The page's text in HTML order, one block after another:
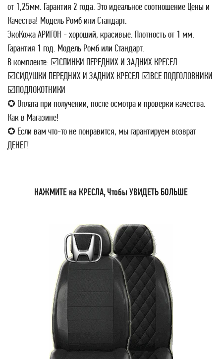
от 1,25мм. Гарантия 2 года. Это идеальное соотношение Цены и
Качества! Модель Ромб или Стандарт.
ЭкоКожа АРИГОН - хороший, красивые. Плотность от 1 мм.
Гарантия 1 год. Модель Ромб или Стандарт.
В комплекте: ☑СПИНКИ ПЕРЕДНИХ И ЗАДНИХ КРЕСЕЛ
☑СИДУШКИ ПЕРЕДНИХ И ЗАДНИХ КРЕСЕЛ ☑ВСЕ ПОДГОЛОВНИКИ
☑ПОДЛОКОТНИКИ
✪ Оплата при получении, после осмотра и проверки качества.
Как в Магазине!
✪ Если вам что-то не понравится, мы гарантируем возврат
ДЕНЕГ!
НАЖМИТЕ на КРЕСЛА, Чтобы УВИДЕТЬ БОЛЬШЕ